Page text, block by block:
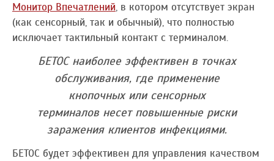
Монитор Впечатлений, в котором отсутствует экран
(как сенсорный, так и обычный), что полностью
исключает тактильный контакт с терминалом.
БЕТОС наиболее эффективен в точках
обслуживания, где применение
кнопочных или сенсорных
терминалов несет повышенные риски
заражения клиентов инфекциями.
БЕТОС будет эффективен для управления качеством